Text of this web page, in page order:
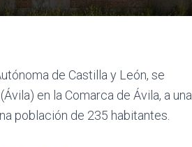
de Castilla y León, se
en la Comarca de Ávila, a una
población de 235 habitantes.